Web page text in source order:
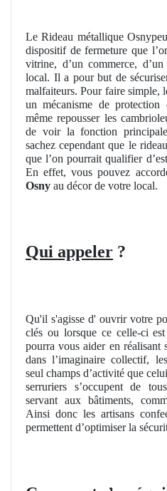
Le Rideau métallique
dispositif de fermeture que
vitrine, d’un commerce,
local. Il a pour but de
malfaiteurs. Pour faire simple,
un mécanisme de protection
même repousser les
de voir la fonction
sachez cependant que le
que l’on pourrait qualifier
En effet, vous pouvez
Osny au décor de votre local.
Qui appeler ?
Qu'il s'agisse d' ouvrir votre
clés ou lorsque ce celle-ci
pourra vous aider en
dans l’imaginaire collectif,
seul champs d’activité que
serruriers s’occupent de
servant aux bâtiments,
Ainsi donc les artisans
permettent d’optimiser la